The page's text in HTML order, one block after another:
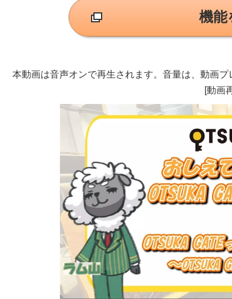
機能
本動画は音声オンで再生されます。音量は、動画
[動画